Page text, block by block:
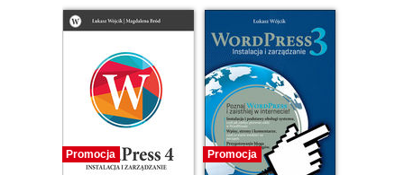
Promocja Promocja